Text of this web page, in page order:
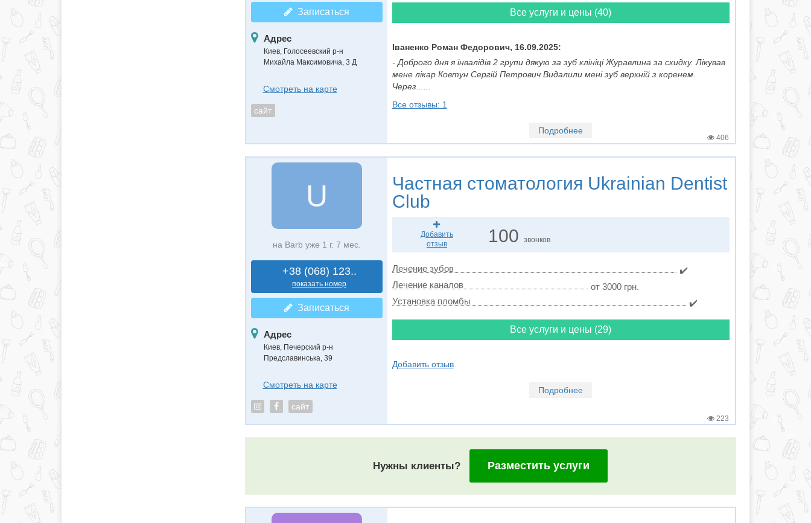
Записаться
Адрес
Киев, Голосеевский р-н
Михайла Максимовича, 3 Д
Смотреть на карте
сайт
Все услуги и цены (40)
Іваненко Роман Федорович, 16.09.2025:
- Доброго дня я інвалідів 2 групи дякую за зуб клініці Журавлина за скидку. Лікував
мене лікар Ковтун Сергій Петрович Видалили мені зуб верхній з коренем.
Через......
Все отзывы: 1
Подробнее
406
U
на Barb уже 1 г. 7 мес.
+38 (068) 123..
показать номер
Записаться
Адрес
Киев, Печерский р-н
Предславинська, 39
Смотреть на карте
сайт
Частная стоматология Ukrainian Dentist
Club
Добавить
отзыв
100звонков
Лечение зубов
✔️
Лечение каналов
от 3000 грн.
Установка пломбы
✔️
Все услуги и цены (29)
Добавить отзыв
Подробнее
223
Нужны клиенты? Разместить услуги